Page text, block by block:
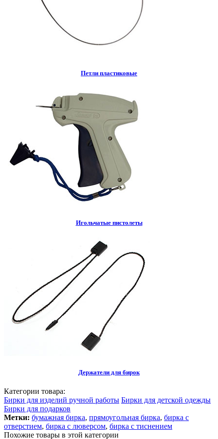
Петли пластиковые
Игольчатые пистолеты
Держатели для бирок
Категории товара:
Бирки для изделий ручной работы Бирки для детской одежды
Бирки для подарков
Метки: бумажная бирка, прямоугольная бирка, бирка с
отверстием, бирка с люверсом, бирка с тиснением
Похожие товары в этой категории